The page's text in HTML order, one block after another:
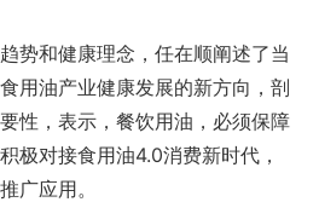
势和健康理念，任在顺阐述了当
用油产业健康发展的新方向，剖
性，表示，餐饮用油，必须保障
极对接食用油4.0消费新时代，
广应用。